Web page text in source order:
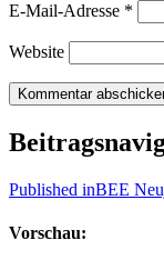
E-Mail-Adresse *
Website
Published inBEE
Vorschau: